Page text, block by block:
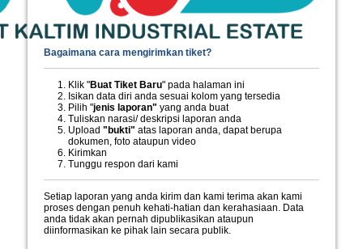
Bagaimana cara mengirimkan tiket?
Klik "Buat Tiket Baru" pada halaman ini
Isikan data diri anda sesuai kolom yang tersedia
Pilih "jenis laporan" yang anda buat
Tuliskan narasi/ deskripsi laporan anda
Upload "bukti" atas laporan anda, dapat berupa
dokumen, foto ataupun video
Kirimkan
Tunggu respon dari kami
Setiap laporan yang anda kirim dan kami terima akan kami
proses dengan penuh kehati-hatian dan kerahasiaan. Data
anda tidak akan pernah dipublikasikan ataupun
diinformasikan ke pihak lain secara publik.